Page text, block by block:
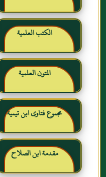
الكتب العلمية
المتون العلمية
مجموع فتاوى ابن تيمية
مقدمة ابن الصلاح